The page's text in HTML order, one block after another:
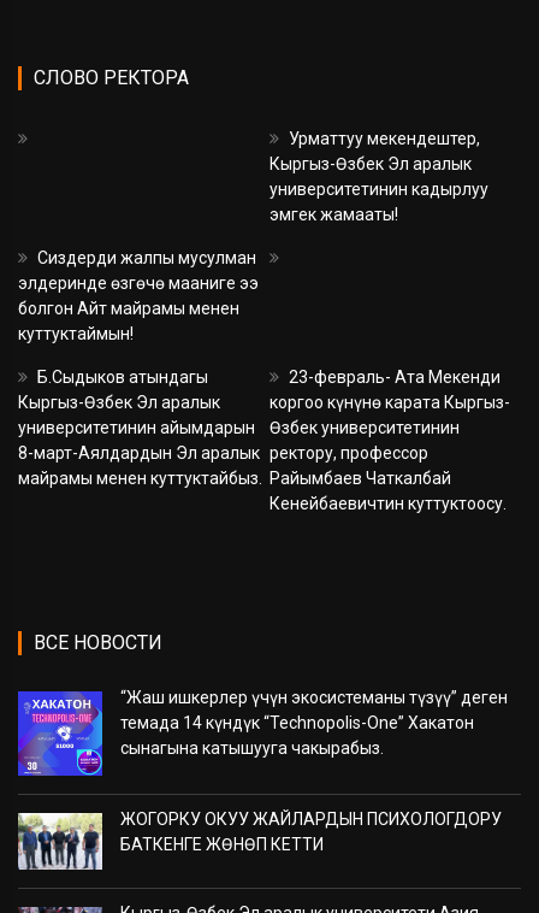
СЛОВО РЕКТОРА
Урматтуу мекендештер,
Кыргыз-Өзбек Эл аралык
университетинин кадырлуу
эмгек жамааты!
Сиздерди жалпы мусулман
элдеринде өзгөчө мааниге ээ
болгон Айт майрамы менен
куттуктаймын!
Б.Сыдыков атындагы
Кыргыз-Өзбек Эл аралык
университетинин айымдарын
8-март-Аялдардын Эл аралык
майрамы менен куттуктайбыз.
23-февраль- Ата Мекенди
коргоо күнүнө карата Кыргыз-
Өзбек университетинин
ректору, профессор
Райымбаев Чаткалбай
Кенейбаевичтин куттуктоосу.
ВСЕ НОВОСТИ
“Жаш ишкерлер үчүн экосистеманы түзүү” деген
темада 14 күндүк “Technopolis-One” Хакатон
сынагына катышууга чакырабыз.
ЖОГОРКУ ОКУУ ЖАЙЛАРДЫН ПСИХОЛОГДОРУ
БАТКЕНГЕ ЖӨНӨП КЕТТИ